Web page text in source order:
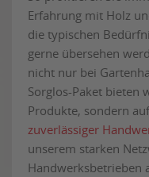
Erfahrung mit Holz
die typischen
gerne übersehen
nicht nur bei
Sorglos-Paket bieten
Produkte, sondern
zuverlässiger
unserem starken
Handwerksbetrieben